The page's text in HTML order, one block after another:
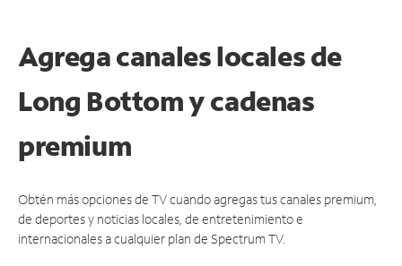
Agrega canales locales de
Long Bottom y cadenas
premium
Obtén más opciones de TV cuando agregas tus canales premium,
de deportes y noticias locales, de entretenimiento e
internacionales a cualquier plan de Spectrum TV.